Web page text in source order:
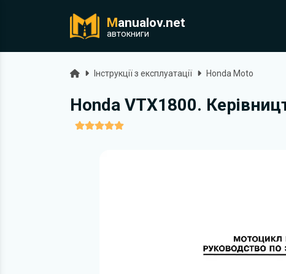
Manualov.net
автокниги
ГоловнаІнструкції з експлуатації Honda Moto
Honda VTX1800.